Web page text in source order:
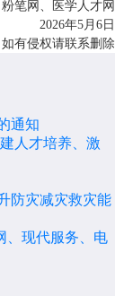
笔网、医学人才网
2026年5月6日
如有侵权请联系删除
通知
人才培养、激
防灾减灾救灾能
、现代服务、电